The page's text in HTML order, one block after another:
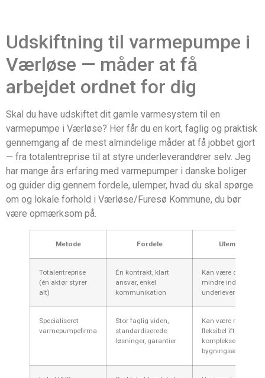
Udskiftning til varmepumpe i
Værløse — måder at få
arbejdet ordnet for dig
Skal du have udskiftet dit gamle varmesystem til en
varmepumpe i Værløse? Her får du en kort, faglig og praktisk
gennemgang af de mest almindelige måder at få jobbet gjort
— fra totalentreprise til at styre underleverandører selv. Jeg
har mange års erfaring med varmepumper i danske boliger
og guider dig gennem fordele, ulemper, hvad du skal spørge
om og lokale forhold i Værløse/Furesø Kommune, du bør
være opmærksom på.
Metode Fordele Ulemper
Totalentreprise
(én aktør styrer
alt)
Én kontrakt, klart
ansvar, enkel
kommunikation
Kan være dyrere;
mindre indsigt i
underleverandører
Specialiseret
varmepumpefirma
Stor faglig viden,
standardiserede
løsninger, garantier
Kan være mindre
fleksibel ift.
komplekse
bygningsændringer